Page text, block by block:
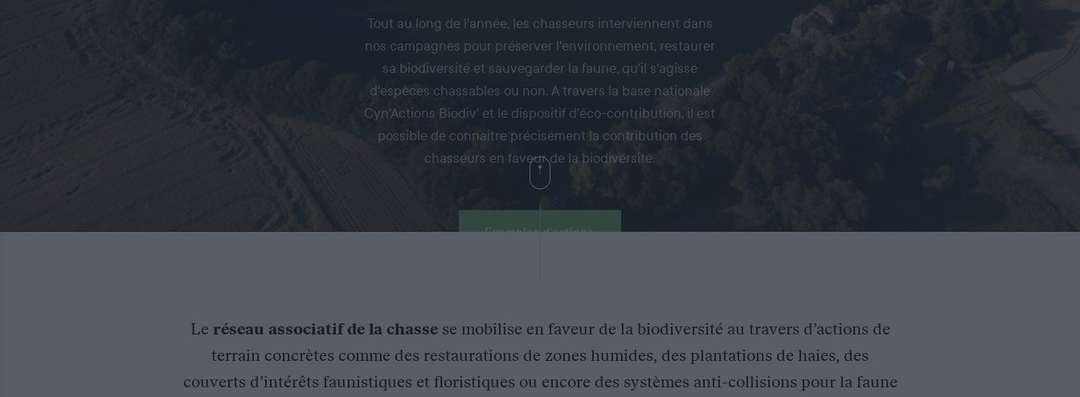
Tout au long de l'année, les chasseurs interviennent dans
nos campagnes pour préserver l'environnement, restaurer
sa biodiversité et sauvegarder la faune, qu'il s'agisse
d'espèces chassables ou non. A travers la base nationale
Cyn'Actions Biodiv' et le dispositif d'éco-contribution, il est
possible de connaitre précisément la contribution des
chasseurs en faveur de la biodiversité.
Exemples d'actions
Le réseau associatif de la chassese mobilise en faveur de la biodiversité au travers d’actions de
terrain concrètes comme des restaurations de zones humides, des plantations de haies, des
couverts d’intérêts faunistiques et floristiques ou encore des systèmes anti-collisions pour la faune